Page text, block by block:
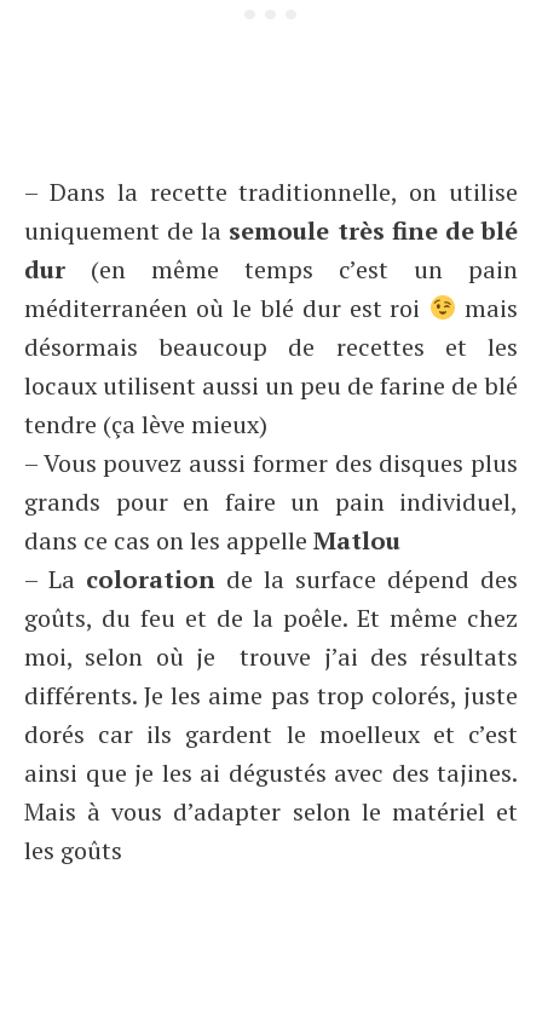
– Dans la recette traditionnelle, on utilise
uniquement de la semoule très fine de blé
dur (en même temps c’est un pain
méditerranéen où le blé dur est roi
mais
désormais beaucoup de recettes et les
locaux utilisent aussi un peu de farine de blé
tendre (ça lève mieux)
– Vous pouvez aussi former des disques plus
grands pour en faire un pain individuel,
dans ce cas on les appelle Matlou
– La coloration de la surface dépend des
goûts, du feu et de la poêle. Et même chez
moi, selon où je trouve j’ai des résultats
différents. Je les aime pas trop colorés, juste
dorés car ils gardent le moelleux et c’est
ainsi que je les ai dégustés avec des tajines.
Mais à vous d’adapter selon le matériel et
les goûts